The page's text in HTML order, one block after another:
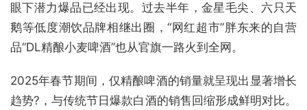
眼下潜力爆品已经出现。过去半年，金星毛尖、六只天
鹅等低度潮饮品牌相继出圈，“网红超市”胖东来的自营
品“DL精酿小麦啤酒”也从官旗一路火到全网。
2025年春节期间，仅精酿啤酒的销量就呈现出显著增长
趋势?，与传统节日爆款白酒的销售回缩形成鲜明对比。